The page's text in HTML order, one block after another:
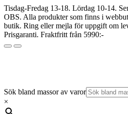
Tisdag-Fredag 13-18. Lördag 10-14.
OBS. Alla produkter som finns i
butik. Ring eller mejla för uppgift om
Prisgaranti. Fraktfritt från 5990:-
Sök bland massor av varor
×